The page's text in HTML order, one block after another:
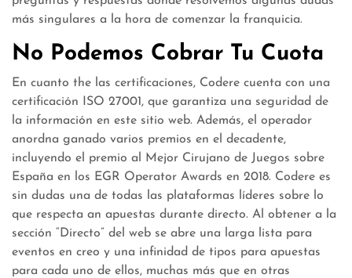
más singulares a la hora de comenzar la franquicia.
No Podemos Cobrar Tu Cuota
En cuanto the las certificaciones, Codere cuenta con una
certificación ISO 27001, que garantiza una seguridad de
la información en este sitio web. Además, el operador
anordna ganado varios premios en el decadente,
incluyendo el premio al Mejor Cirujano de Juegos sobre
España en los EGR Operator Awards en 2018. Codere es
sin dudas una de todas las plataformas líderes sobre lo
que respecta an apuestas durante directo. Al obtener a la
sección “Directo” del web se abre una larga lista para
eventos en creo y una infinidad de tipos para apuestas
para cada uno de ellos, muchas más que en otras